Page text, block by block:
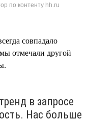
по контенту hh.ru
совпадало
отмечали другой
в запросе
Нас больше